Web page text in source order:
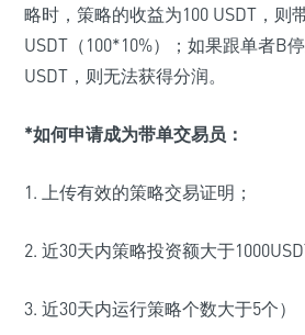
略时，策略的收益为100 USDT，则
USDT（100*10%）；如果跟单者B
USDT，则无法获得分润。
*如何申请成为带单交易员：
1. 上传有效的策略交易证明；
2. 近30天内策略投资额大于
3. 近30天内运行策略个数大于5个）